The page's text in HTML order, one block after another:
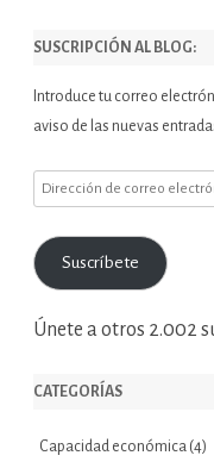
SUSCRIPCIÓN AL BLOG:
Introduce tu correo
aviso de las nuevas
Dirección
de
correo
electrónico
Suscríbete
Únete a otros 2.002
CATEGORÍAS
Capacidad económica (4)